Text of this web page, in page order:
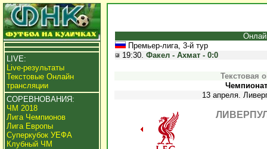
LIVE:
Live-результаты
Текстовые Онлайн
трансляции
СОРЕВНОВАНИЯ:
ЧМ 2018
Лига Чемпионов
Лига Европы
Суперкубок УЕФА
Клубный ЧМ
Премьер-лига, 3-й тур
19:30. Факел - Ахмат - 0:0
Текстовая
13 апреля.